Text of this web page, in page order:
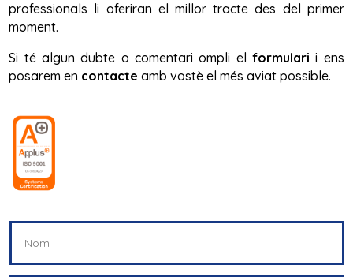
professionals li oferiran el millor tracte des del primer
moment.
Si té algun dubte o comentari ompli elformulari i ens
posarem en contacte amb vostè el més aviat possible.